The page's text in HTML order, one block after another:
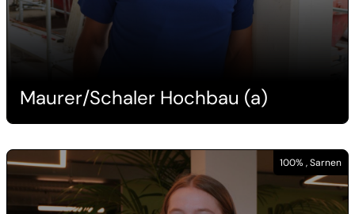
Maurer/Schaler Hochbau (a)
100% , Sarnen